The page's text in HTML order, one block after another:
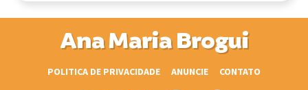
Ana Maria Brogui
POLITICA DE PRIVACIDADE ANUNCIE CONTATO